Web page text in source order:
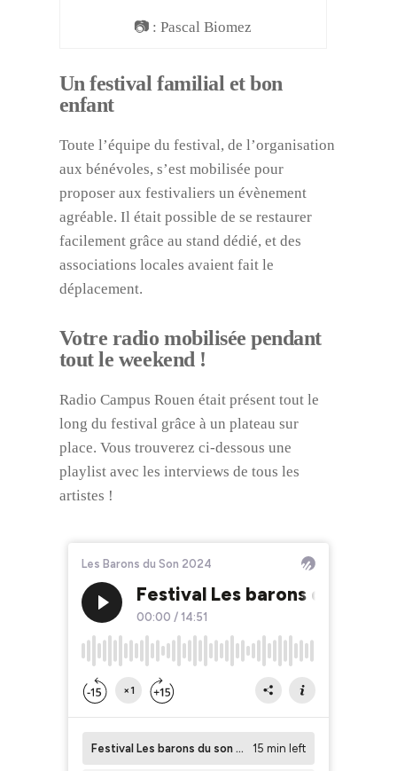
📷 : Pascal Biomez
Un festival familial et bon
enfant
Toute l’équipe du festival, de l’organisation
aux bénévoles, s’est mobilisée pour
proposer aux festivaliers un évènement
agréable. Il était possible de se restaurer
facilement grâce au stand dédié, et des
associations locales avaient fait le
déplacement.
Votre radio mobilisée pendant
tout le weekend !
Radio Campus Rouen était présent tout le
long du festival grâce à un plateau sur
place. Vous trouverez ci-dessous une
playlist avec les interviews de tous les
artistes !